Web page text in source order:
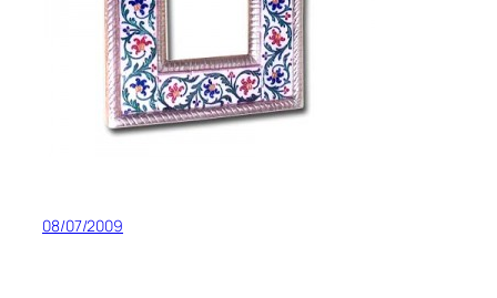
08/07/2009